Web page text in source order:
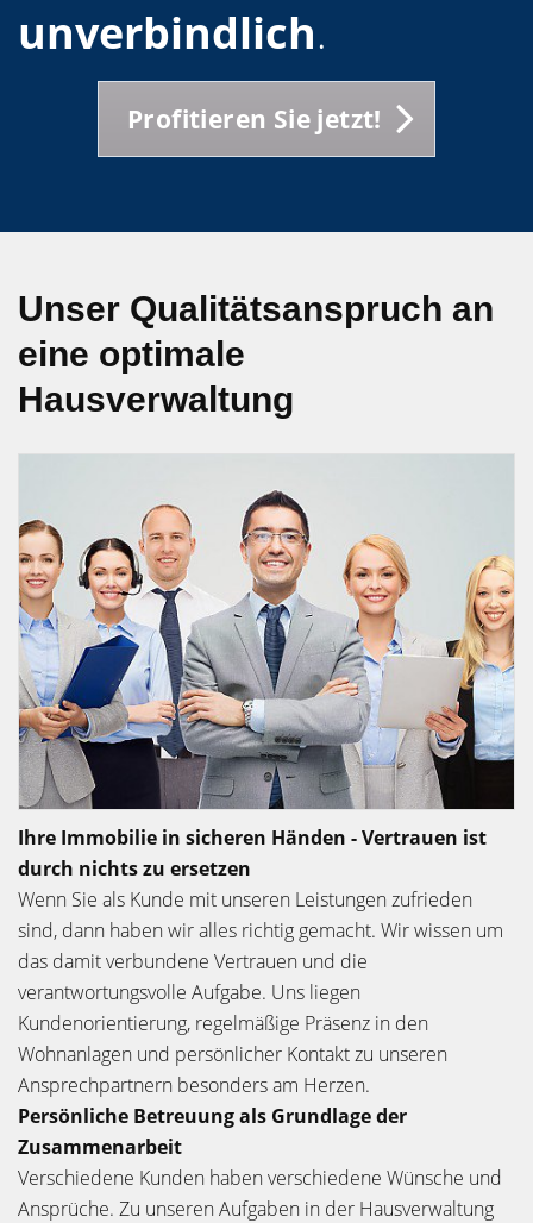
unverbindlich.
Profitieren Sie jetzt!
Unser Qualitätsanspruch an
eine optimale
Hausverwaltung
Ihre Immobilie in sicheren Händen - Vertrauen ist
durch nichts zu ersetzen
Wenn Sie als Kunde mit unseren Leistungen zufrieden
sind, dann haben wir alles richtig gemacht. Wir wissen um
das damit verbundene Vertrauen und die
verantwortungsvolle Aufgabe. Uns liegen
Kundenorientierung, regelmäßige Präsenz in den
Wohnanlagen und persönlicher Kontakt zu unseren
Ansprechpartnern besonders am Herzen.
Persönliche Betreuung als Grundlage der
Zusammenarbeit
Verschiedene Kunden haben verschiedene Wünsche und
Ansprüche. Zu unseren Aufgaben in der Hausverwaltung